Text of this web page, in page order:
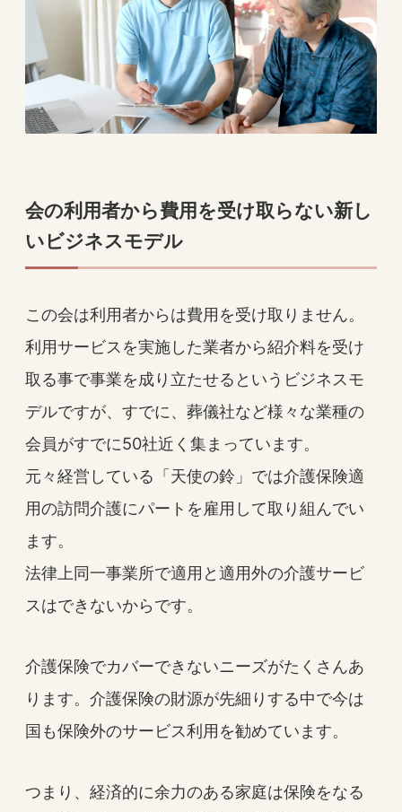
会の利用者から費用を受け取らない新し
いビジネスモデル
この会は利用者からは費用を受け取りません。
利用サービスを実施した業者から紹介料を受け
取る事で事業を成り立たせるというビジネスモ
デルですが、すでに、葬儀社など様々な業種の
会員がすでに50社近く集まっています。
元々経営している「天使の鈴」では介護保険適
用の訪問介護にパートを雇用して取り組んでい
ます。
法律上同一事業所で適用と適用外の介護サービ
スはできないからです。
介護保険でカバーできないニーズがたくさんあ
ります。介護保険の財源が先細りする中で今は
国も保険外のサービス利用を勧めています。
つまり、経済的に余力のある家庭は保険をなる